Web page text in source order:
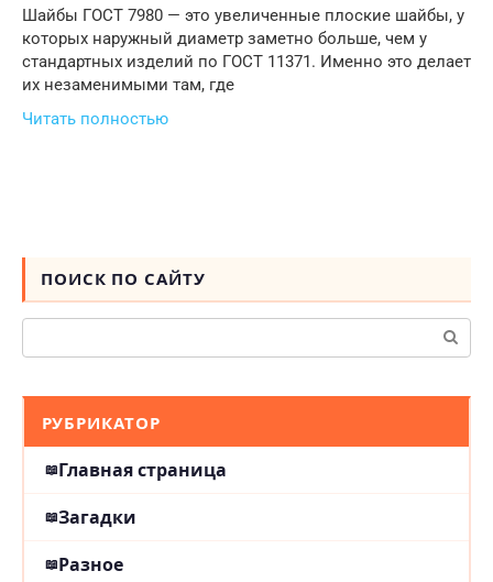
Шайбы ГОСТ 7980 — это увеличенные плоские шайбы, у
которых наружный диаметр заметно больше, чем у
стандартных изделий по ГОСТ 11371. Именно это делает
их незаменимыми там, где
Читать полностью
ПОИСК ПО САЙТУ
Поиск:
РУБРИКАТОР
Главная страница
Загадки
Разное